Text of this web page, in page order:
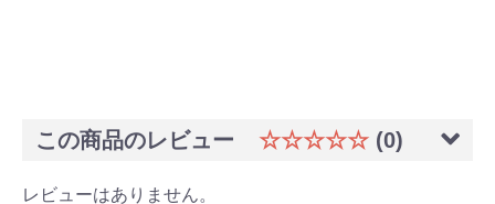
この商品のレビュー ☆☆☆☆☆ (0)
レビューはありません。